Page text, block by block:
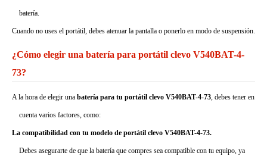
batería.
Cuando no uses el portátil, debes atenuar la pantalla o ponerlo en modo de suspensión.
¿Cómo elegir una batería para portátil clevo V540BAT-4-
73?
A la hora de elegir una batería para tu portátil clevo V540BAT-4-73, debes tener en
cuenta varios factores, como:
La compatibilidad con tu modelo de portátil clevo V540BAT-4-73.
Debes asegurarte de que la batería que compres sea compatible con tu equipo, ya